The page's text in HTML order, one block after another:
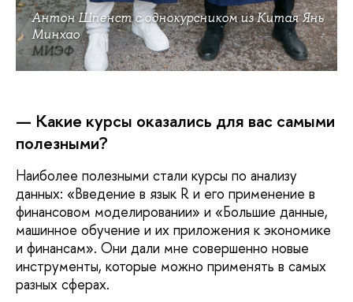
Антон Шпенст с однокурсником из Китая Янь
Минхао
МИЭФ
— Какие курсы оказались для вас самыми
полезными?
Наиболее полезными стали курсы по анализу
данных: «Введение в язык R и его применение в
финансовом моделировании» и «Большие данные,
машинное обучение и их приложения к экономике
и финансам». Они дали мне совершенно новые
инструменты, которые можно применять в самых
разных сферах.